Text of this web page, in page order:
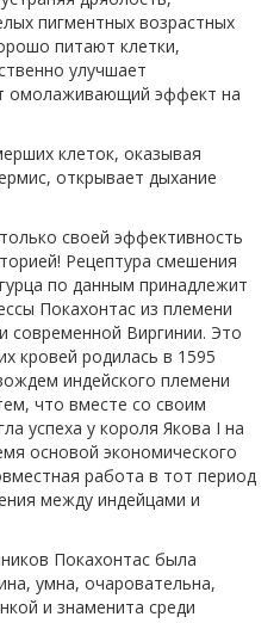
пигментных возрастных
питают клетки,
улучшает
омолаживающий эффект на
клеток, оказывая
открывает дыхание
своей эффективность
Рецептура смешения
по данным принадлежит
Покахонтас из племени
современной Виргинии. Это
кровей родилась в 1595
индейского племени
что вместе со своим
успеха у короля Якова I на
основой экономического
работа в тот период
между индейцами и
Покахонтас была
умна, очаровательна,
и знаменита среди